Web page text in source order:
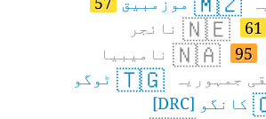
61
🇳🇪نائجر
95
🇳🇦نامیبیا
جمہوریہ 🇹🇬ٹوگو
کانگو [DRC]